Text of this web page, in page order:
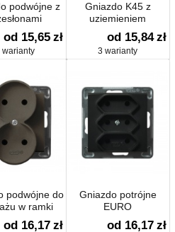
podwójne z
od 15,65 zł
warianty
Gniazdo K45 z
uziemieniem
od 15,84 zł
3 warianty
podwójne do
w ramki
od 16,17 zł
Gniazdo potrójne
EURO
od 16,17 zł